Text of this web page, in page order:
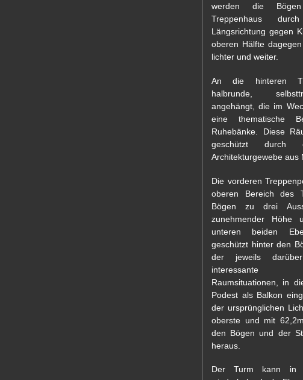
werden die
Treppenhaus
Längsrichtung gegen
oberen Hälfte
lichter und weiter.
An die hinteren
halbrunde,
angehängt, die im
eine thematische
Ruhebänke. Diese
geschützt durch
Architekturgewebe aus
Die vorderen
oberen Bereich des
Bögen zu drei
zunehmender Höhe
unteren beiden
geschützt hinter den
der jeweils
interessante
Raumsituationen, in
Podest als Balkon
der ursprünglichen
oberste und mit
den Bögen und der
heraus.
Der Turm kann in